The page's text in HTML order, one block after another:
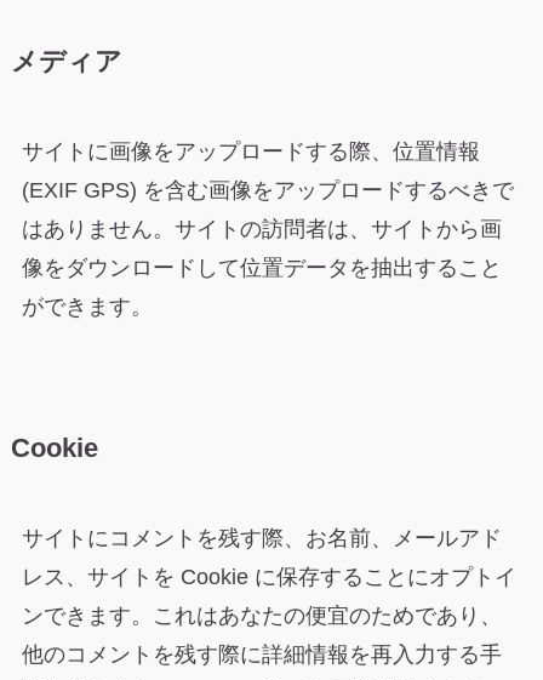
メディア
サイトに画像をアップロードする際、位置情報
(EXIF GPS) を含む画像をアップロードするべきで
はありません。サイトの訪問者は、サイトから画
像をダウンロードして位置データを抽出すること
ができます。
Cookie
サイトにコメントを残す際、お名前、メールアド
レス、サイトを Cookie に保存することにオプトイ
ンできます。これはあなたの便宜のためであり、
他のコメントを残す際に詳細情報を再入力する手